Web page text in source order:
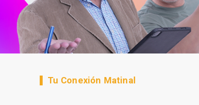
Tu Conexión Matinal